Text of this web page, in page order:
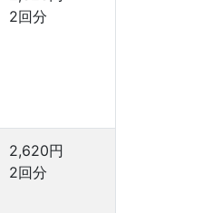
2回分
2,620円
2回分